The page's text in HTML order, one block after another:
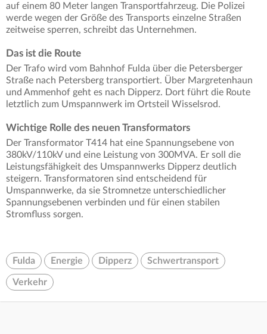
auf einem 80 Meter langen Transportfahrzeug. Die Polizei
werde wegen der Größe des Transports einzelne Straßen
zeitweise sperren, schreibt das Unternehmen.
Das ist die Route
Der Trafo wird vom Bahnhof Fulda über die Petersberger
Straße nach Petersberg transportiert. Über Margretenhaun
und Ammenhof geht es nach Dipperz. Dort führt die Route
letztlich zum Umspannwerk im Ortsteil Wisselsrod.
Wichtige Rolle des neuen Transformators
Der Transformator T414 hat eine Spannungsebene von
380kV/110kV und eine Leistung von 300MVA. Er soll die
Leistungsfähigkeit des Umspannwerks Dipperz deutlich
steigern. Transformatoren sind entscheidend für
Umspannwerke, da sie Stromnetze unterschiedlicher
Spannungsebenen verbinden und für einen stabilen
Stromfluss sorgen.
Fulda Energie Dipperz Schwertransport
Verkehr